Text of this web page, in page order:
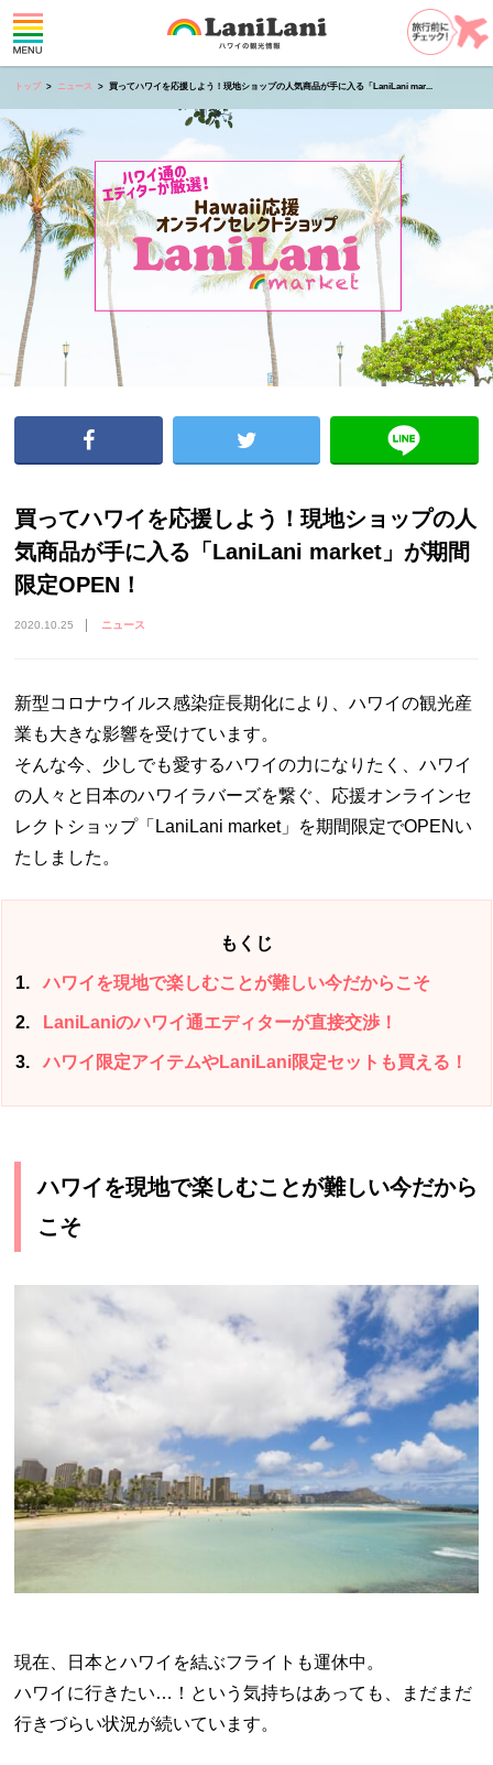
トップ ニュース 買ってハワイを応援しよう！現地ショップの人気商品が手に入る「LaniLani mar...
買ってハワイを応援しよう！現地ショップの人
気商品が手に入る「LaniLani market」が期間
限定OPEN！
2020.10.25 ニュース
新型コロナウイルス感染症長期化により、ハワイの観光産
業も大きな影響を受けています。
そんな今、少しでも愛するハワイの力になりたく、ハワイ
の人々と日本のハワイラバーズを繋ぐ、応援オンラインセ
レクトショップ「LaniLani market」を期間限定でOPENい
たしました。
もくじ
1 ハワイを現地で楽しむことが難しい今だからこそ
2 LaniLaniのハワイ通エディターが直接交渉！
3 ハワイ限定アイテムやLaniLani限定セットも買える！
ハワイを現地で楽しむことが難しい今だから
こそ
現在、日本とハワイを結ぶフライトも運休中。
ハワイに行きたい…！という気持ちはあっても、まだまだ
行きづらい状況が続いています。